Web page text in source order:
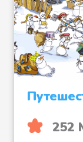
252